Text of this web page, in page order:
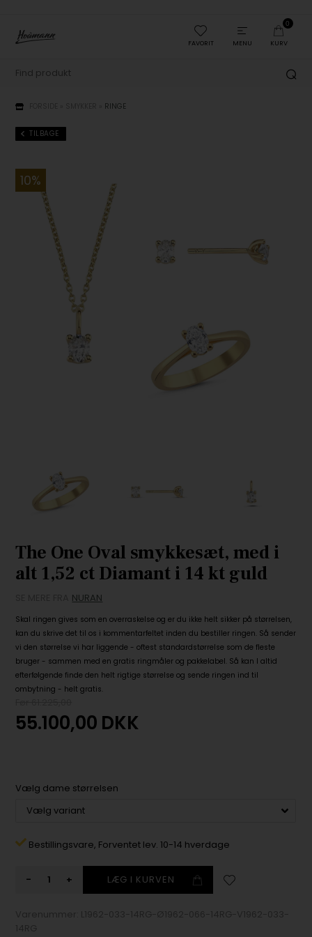
FAVORIT MENU
0
KURV
RINGE
TILBAGE
The One Oval smykkesæt, med i
alt 1,52 ct Diamant i 14 kt guld
NURAN
Skal ringen gives som en overraskelse og er du ikke helt sikker på størrelsen,
kan du skrive det til os i kommentarfeltet inden du bestiller ringen. Så sender
vi den størrelse vi har liggende - oftest standardstørrelse som de fleste
bruger - sammen med en gratis ringmåler og pakkelabel. Så kan I altid
efterfølgende finde den helt rigtige størrelse og sende ringen ind til
ombytning - helt gratis.
55.100,00 DKK
Vælg dame størrelsen
Bestillingsvare, Forventet lev. 10-14 hverdage
- +
10%